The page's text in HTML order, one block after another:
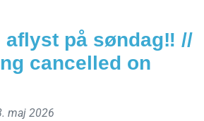
aflyst på søndag‼️ //
cancelled on
maj 2026